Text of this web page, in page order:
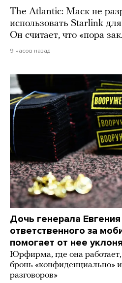
The Atlantic: Маск не
использовать Starlink
Он считает, что «пора
9 часов назад
Дочь генерала
ответственного за
помогает от нее
Юрфирма, где она
бронь «конфиденциально»
разговоров»